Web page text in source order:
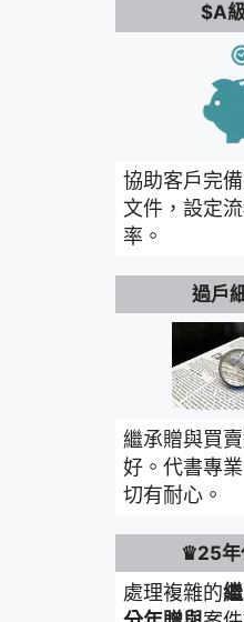
$A
協助客戶完
文件，設定
率。
過戶
繼承贈與買
好。代書專
切有耐心。
♛25年
處理複雜的